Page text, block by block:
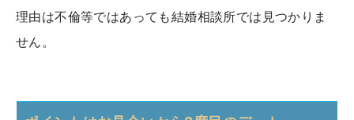
理由は不倫等ではあっても結婚相談所では見つかりま
せん。